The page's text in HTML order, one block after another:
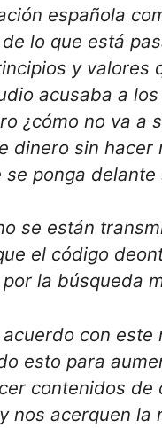
española
lo que está
y valores
acusaba a
¿cómo no va a
dinero sin
se ponga delante
se están
el código
la búsqueda
con este
esto para
contenidos
nos acerquen